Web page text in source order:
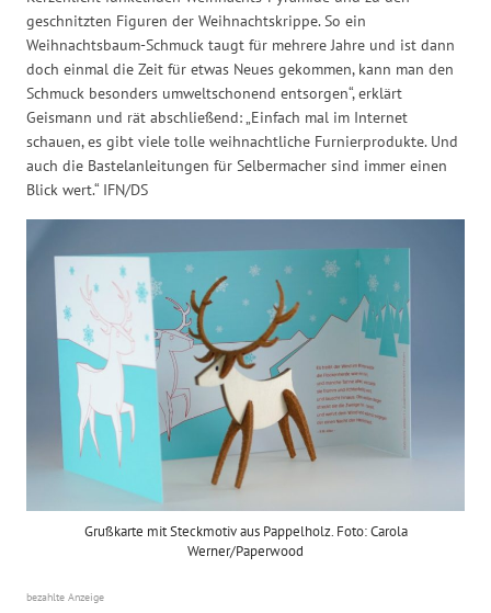
geschnitzten Figuren der Weihnachtskrippe. So ein
Weihnachtsbaum-Schmuck taugt für mehrere Jahre und ist dann
doch einmal die Zeit für etwas Neues gekommen, kann man den
Schmuck besonders umweltschonend entsorgen“, erklärt
Geismann und rät abschließend: „Einfach mal im Internet
schauen, es gibt viele tolle weihnachtliche Furnierprodukte. Und
auch die Bastelanleitungen für Selbermacher sind immer einen
Blick wert.“ IFN/DS
Grußkarte mit Steckmotiv aus Pappelholz. Foto: Carola
Werner/Paperwood
bezahlte Anzeige